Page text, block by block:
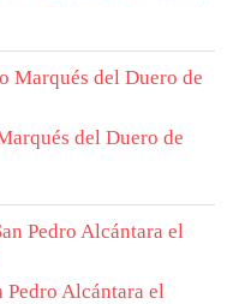
del Duero de
Pedro Alcántara el